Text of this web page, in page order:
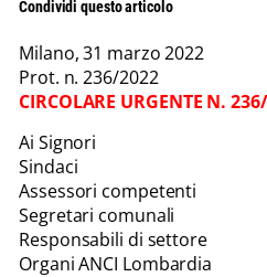
Condividi questo articolo
Milano, 31 marzo 2022
Prot. n. 236/2022
CIRCOLARE URGENTE N.
Ai Signori
Sindaci
Assessori competenti
Segretari comunali
Responsabili di settore
Organi ANCI Lombardia